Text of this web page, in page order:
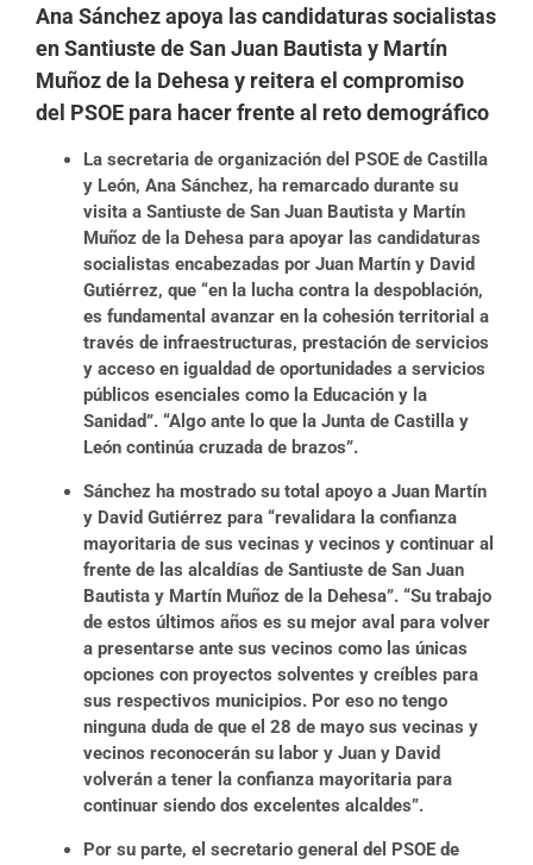
Ana Sánchez apoya las candidaturas socialistas
en Santiuste de San Juan Bautista y Martín
Muñoz de la Dehesa y reitera el compromiso
del PSOE para hacer frente al reto demográfico
La secretaria de organización del PSOE de Castilla
y León, Ana Sánchez, ha remarcado durante su
visita a Santiuste de San Juan Bautista y Martín
Muñoz de la Dehesa para apoyar las candidaturas
socialistas encabezadas por Juan Martín y David
Gutiérrez, que “en la lucha contra la despoblación,
es fundamental avanzar en la cohesión territorial a
través de infraestructuras, prestación de servicios
y acceso en igualdad de oportunidades a servicios
públicos esenciales como la Educación y la
Sanidad”. “Algo ante lo que la Junta de Castilla y
León continúa cruzada de brazos”.
Sánchez ha mostrado su total apoyo a Juan Martín
y David Gutiérrez para “revalidara la confianza
mayoritaria de sus vecinas y vecinos y continuar al
frente de las alcaldías de Santiuste de San Juan
Bautista y Martín Muñoz de la Dehesa”. “Su trabajo
de estos últimos años es su mejor aval para volver
a presentarse ante sus vecinos como las únicas
opciones con proyectos solventes y creíbles para
sus respectivos municipios. Por eso no tengo
ninguna duda de que el 28 de mayo sus vecinas y
vecinos reconocerán su labor y Juan y David
volverán a tener la confianza mayoritaria para
continuar siendo dos excelentes alcaldes”.
Por su parte, el secretario general del PSOE de